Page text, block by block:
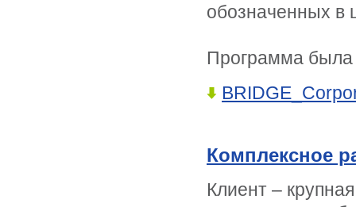
обозначенных в
Программа была
Комплексное
Клиент –